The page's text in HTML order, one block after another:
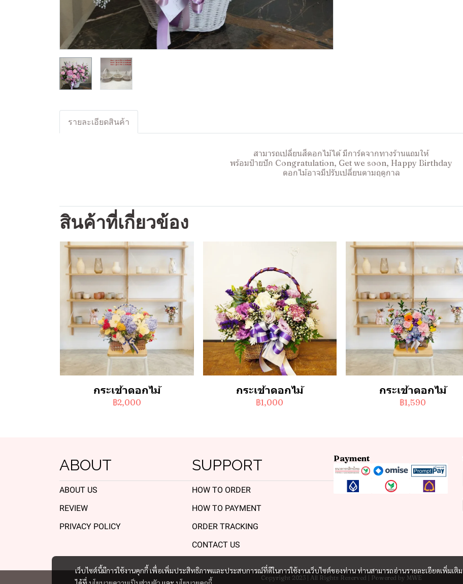
รายละเอียดสินค้า
สามารถเปลี่ยนสีดอกไม้ได้ มีการ์ดจากทางร้านแถมให้
พร้อมป้ายปัก Congratulation, Get we soon, Happy Birthday
ดอกไม้อาจมีปรับเปลี่ยนตามฤดูกาล
สินค้าที่เกี่ยวข้อง
กระเช้าดอกไม้
฿2,000
กระเช้าดอกไม้
฿1,000
กระเช้าดอกไม้
฿1,590
เว็บไซต์นี้มีการใช้งานคุกกี้ เพื่อเพิ่มประสิทธิภาพและประสบการณ์ที่ดีในการใช้งานเว็บไซต์ของท่าน ท่านสามารถอ่านรายละเอียดเพิ่มเติม
ABOUT
ABOUT US
REVIEW
PRIVACY POLICY
SUPPORT
HOW TO ORDER
HOW TO PAYMENT
ORDER TRACKING
CONTACT US
Payment
Copyright 2023 | All Rights Reserved | Powered by MWE